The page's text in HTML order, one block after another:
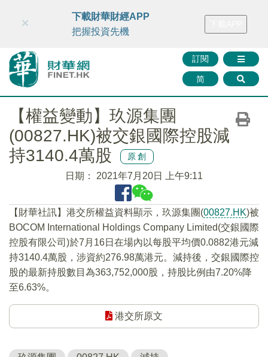
財華智庫網 FINTV FINMETA 財華證券 媒體矩陣
訂閱
简
×
下載財華財經APP
把握投資先機
【權益變動】玖源集團
(00827.HK)被交銀國際控股減
持3140.4萬股
原創
日期： 2021年7月20日 上午9:11
【財華社訊】港交所權益資料顯示，玖源集團(00827.HK)被
BOCOM International Holdings Company Limited(交銀國際
控股有限公司)於7月16日在場內以每股平均價0.0882港元減
持3140.4萬股，涉資約276.98萬港元。減持後，交銀國際控
股的最新持股數目為363,752,000股，持股比例由7.20%降
至6.63%。
港交所原文